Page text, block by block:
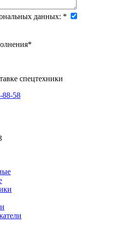
данных: *
*
спецтехники
88-58